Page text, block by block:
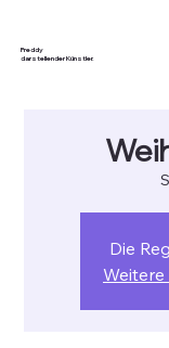
Freddy
darstellender Künstler.
Die